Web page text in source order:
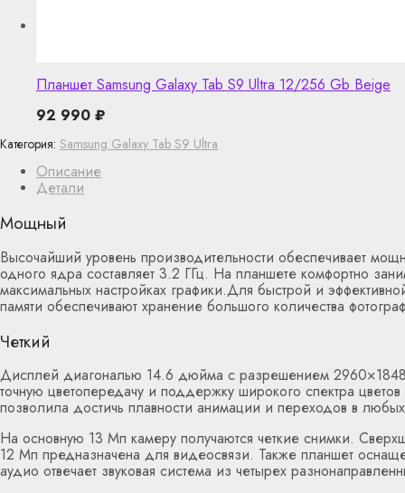
Описание
Детали
Мощный
Высочайший уровень производительности обеспечивает
одного ядра составляет 3.2 ГГц. На планшете комфортно
максимальных настройках графики.Для быстрой и
памяти обеспечивают хранение большого количества
Четкий
Дисплей диагональю 14.6 дюйма с разрешением 2960×1848
точную цветопередачу и поддержку широкого спектра
позволила достичь плавности анимации и переходов в
На основную 13 Мп камеру получаются четкие снимки.
12 Мп предназначена для видеосвязи. Также планшет
аудио отвечает звуковая система из четырех
Категория: Samsung Galaxy Tab S9 Ultra
Планшет Samsung Galaxy Tab S9 Ultra 12/256 Gb Beige
92 990 ₽